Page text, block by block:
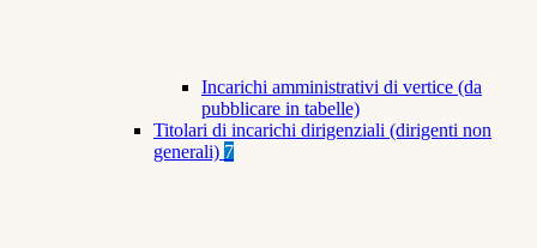
Incarichi amministrativi di vertice (da
pubblicare in tabelle)
Titolari di incarichi dirigenziali (dirigenti non
generali) 7